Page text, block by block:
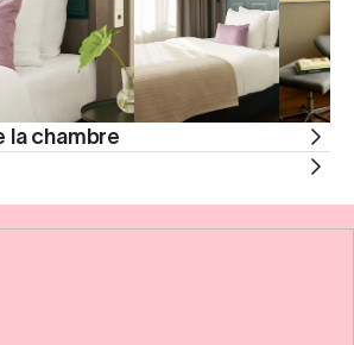
la chambre